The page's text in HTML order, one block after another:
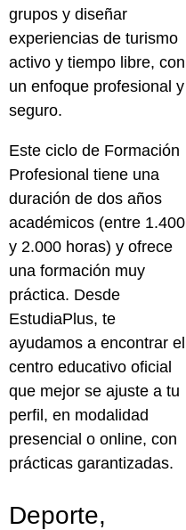
grupos y diseñar
experiencias de turismo
activo y tiempo libre, con
un enfoque profesional y
seguro.
Este ciclo de Formación
Profesional tiene una
duración de dos años
académicos (entre 1.400
y 2.000 horas) y ofrece
una formación muy
práctica. Desde
EstudiaPlus, te
ayudamos a encontrar el
centro educativo oficial
que mejor se ajuste a tu
perfil, en modalidad
presencial o online, con
prácticas garantizadas.
Deporte,